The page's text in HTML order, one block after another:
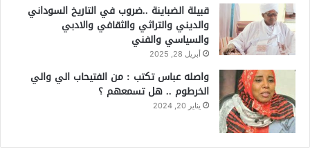
قبيلة الضباينة ..ضروب في التاريخ السوداني
والديني والتراثي والثقافي والادبي
والسياسي والفني
أبريل 28, 2025
واصله عباس تكتب : من الفتيحاب الي والي
الخرطوم .. هل تسمعهم ؟
يناير 20, 2024